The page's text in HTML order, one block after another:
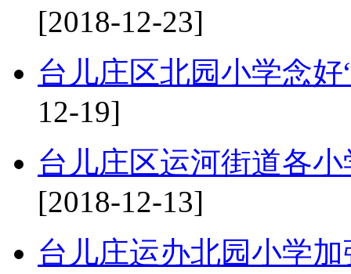
[2018-12-23]
台儿庄区北园小学念
12-19]
台儿庄区运河街道各
[2018-12-13]
台儿庄运办北园小学